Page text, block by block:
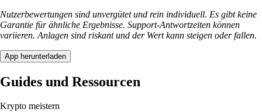
Nutzerbewertungen sind unvergütet und rein individuell. Es gibt keine
Garantie für ähnliche Ergebnisse. Support-Antwortzeiten können
variieren. Anlagen sind riskant und der Wert kann steigen oder fallen.
App herunterladen
Guides und Ressourcen
Krypto meistern